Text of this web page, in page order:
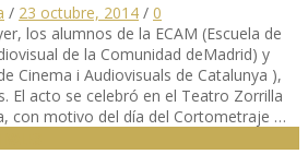
/ 23 octubre, 2014 / 0
los alumnos de la ECAM (Escuela de
de la Comunidad deMadrid) y
Cinema i Audiovisuals de Catalunya ),
El acto se celebró en el Teatro Zorrilla
con motivo del día del Cortometraje …